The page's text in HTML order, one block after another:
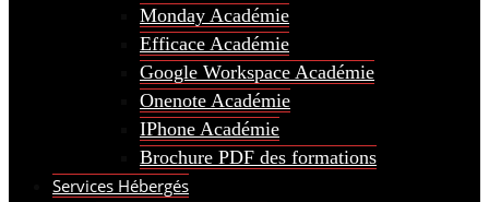
Monday Académie
Efficace Académie
Google Workspace Académie
Onenote Académie
IPhone Académie
Brochure PDF des formations
Services Hébergés